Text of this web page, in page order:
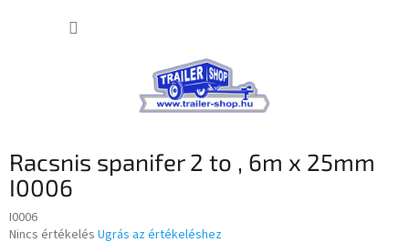
Racsnis spanifer 2 to , 6m x 25mm
I0006
I0006
A
Nincs értékelés Ugrás az értékeléshez